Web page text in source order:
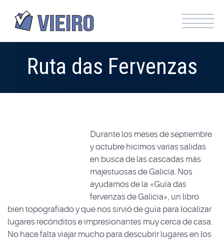
Ruta das Fervenzas
Durante los meses de septiembre
y octubre hicimos varias salidas
en busca de las cascadas más
majestuosas de Galicia. Nos
ayudamos de la «Guía das
fervenzas de Galicia», un libro
bien topografíado y que nos sirvió de guía para localizar
lugares recónditos e impresionantes muy cerca de casa.
No hace falta viajar mucho para descubrir lugares en los